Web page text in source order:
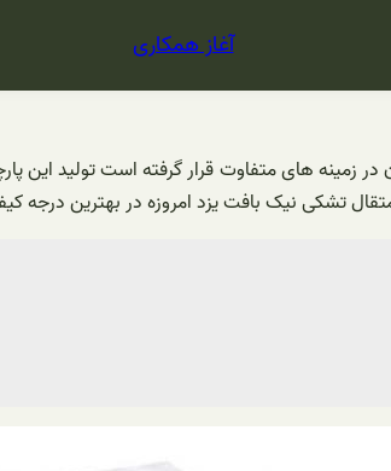
آغاز همکاری
زمینه های متفاوت قرار گرفته است تولید این
تشکی نیک بافت یزد امروزه در بهترین درجه